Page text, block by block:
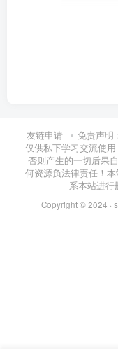
友链申请
免责声明
仅供私下学习交流使
否则产生的一切后果
何资源负法律责任！
系本站进行
Copyright © 2024 ·